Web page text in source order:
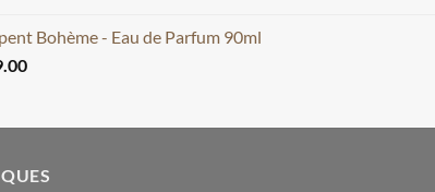
Bohème - Eau de Parfum 90ml